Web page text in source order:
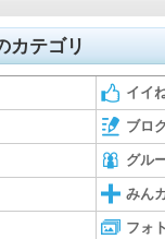
カテゴリ
イイ
ブロ
グル
みん
フォト